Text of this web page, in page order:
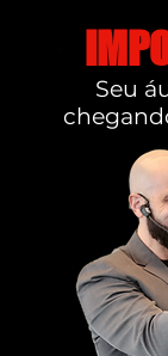
Seu